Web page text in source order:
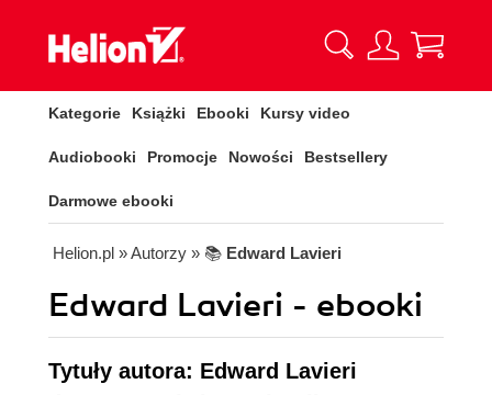
Kategorie Książki Ebooki Kursy video
Audiobooki Promocje Nowości Bestsellery
Darmowe ebooki
Helion.pl » Autorzy » 📚 Edward Lavieri
Edward Lavieri - ebooki
Tytuły autora: Edward Lavieri